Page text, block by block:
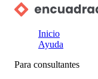
Inicio
Ayuda
Para consultantes